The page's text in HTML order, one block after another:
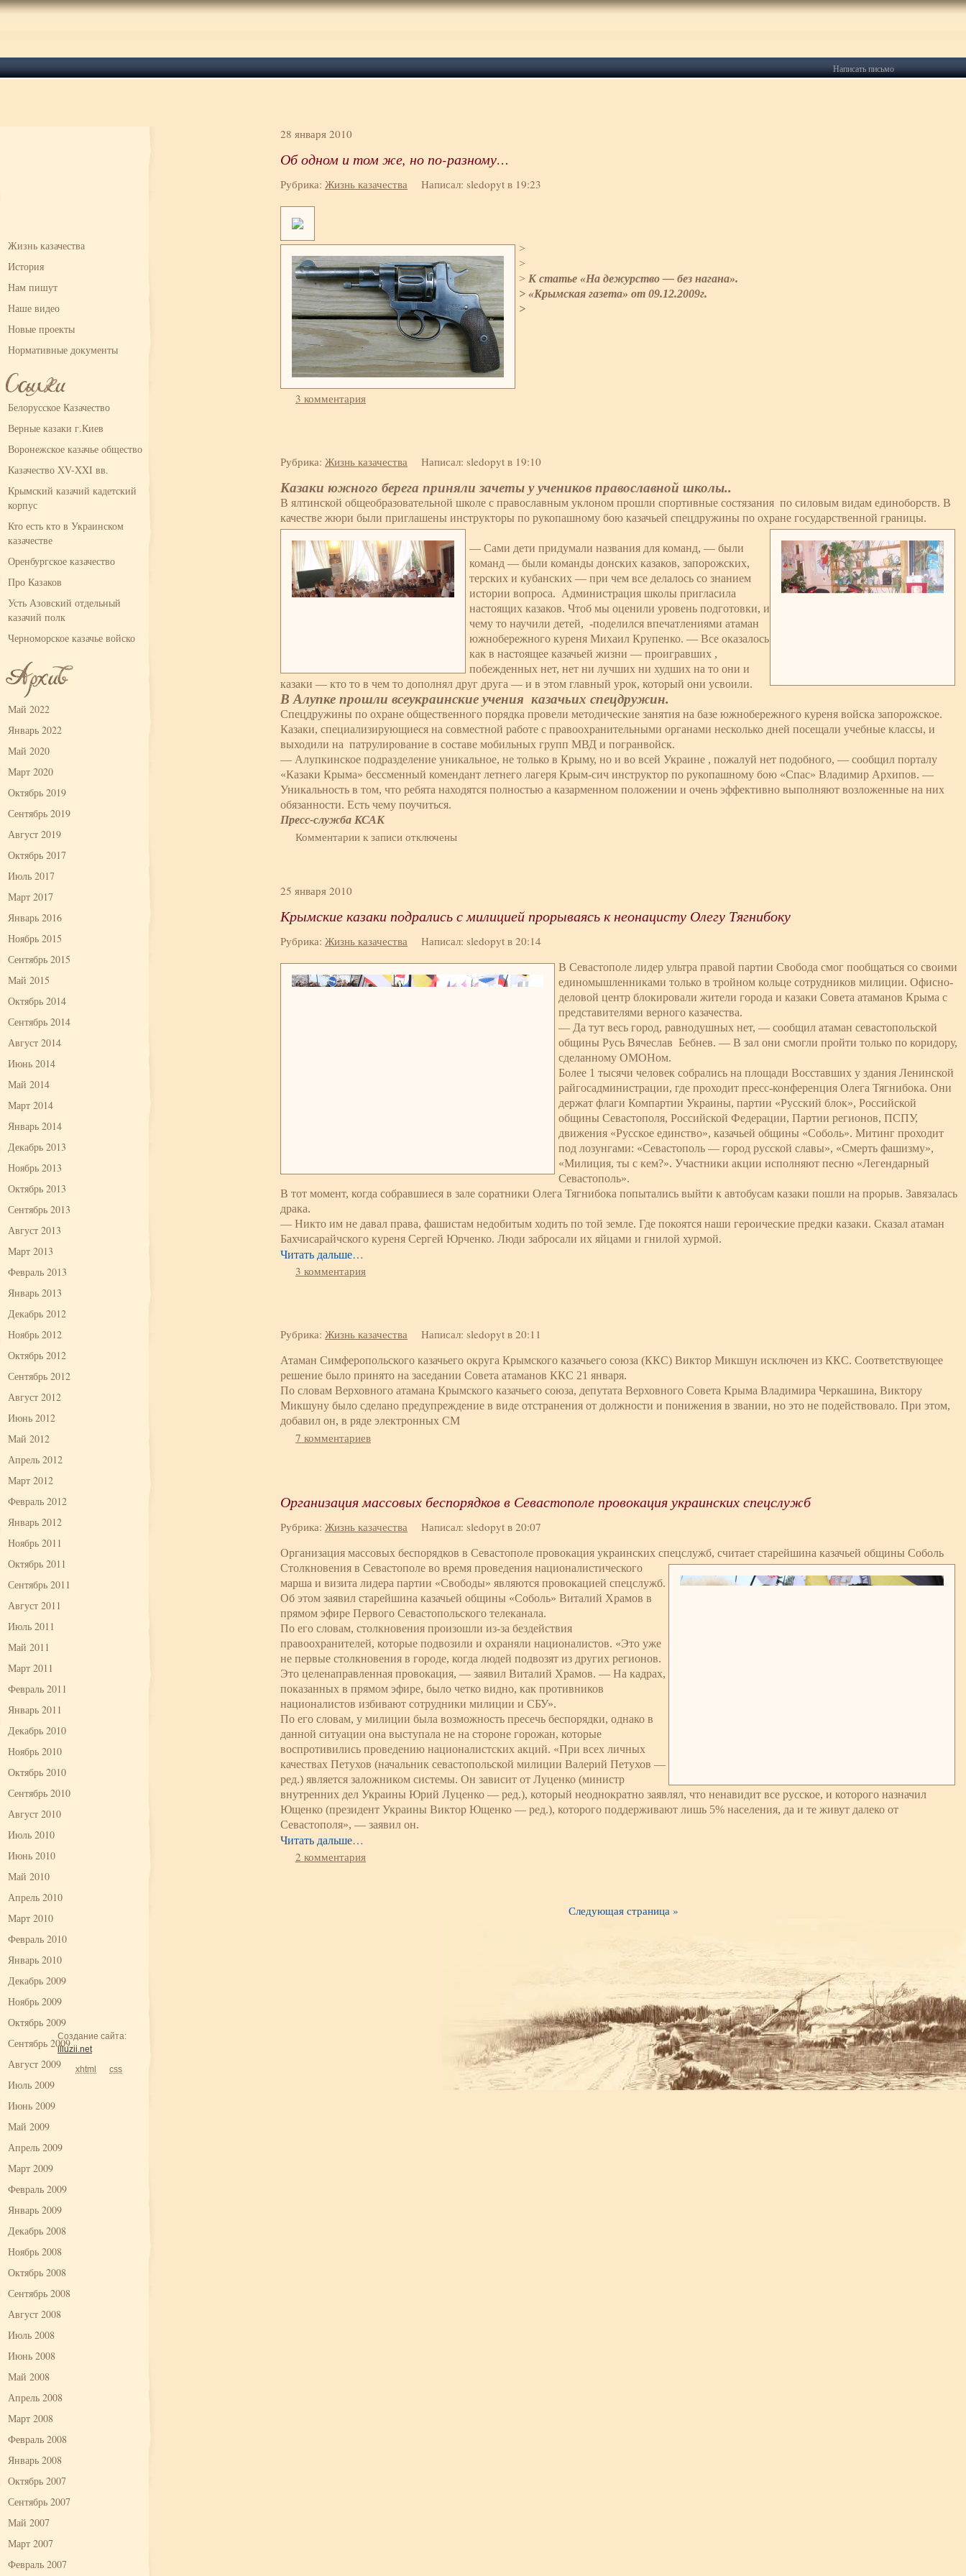
Написать письмо
Жизнь казачества
История
Нам пишут
Наше видео
Новые проекты
Нормативные документы
Белорусское Казачество
Верные казаки г.Киев
Воронежское казачье общество
Казачество XV-XXI вв.
Крымский казачий кадетский
корпус
Кто есть кто в Украинском
казачестве
Оренбургское казачество
Про Казаков
Усть Азовский отдельный
казачий полк
Черноморское казачье войско
Май 2022
Январь 2022
Май 2020
Март 2020
Октябрь 2019
Сентябрь 2019
Август 2019
Октябрь 2017
Июль 2017
Март 2017
Январь 2016
Ноябрь 2015
Сентябрь 2015
Май 2015
Октябрь 2014
Сентябрь 2014
Август 2014
Июнь 2014
Май 2014
Март 2014
Январь 2014
Декабрь 2013
Ноябрь 2013
Октябрь 2013
Сентябрь 2013
Август 2013
Март 2013
Февраль 2013
Январь 2013
Декабрь 2012
Ноябрь 2012
Октябрь 2012
Сентябрь 2012
Август 2012
Июнь 2012
Май 2012
Апрель 2012
Март 2012
Февраль 2012
Январь 2012
Ноябрь 2011
Октябрь 2011
Сентябрь 2011
Август 2011
Июль 2011
Май 2011
Март 2011
Февраль 2011
Январь 2011
Декабрь 2010
Ноябрь 2010
Октябрь 2010
Сентябрь 2010
Август 2010
Июль 2010
Июнь 2010
Май 2010
Апрель 2010
Март 2010
Февраль 2010
Январь 2010
Декабрь 2009
Ноябрь 2009
Октябрь 2009
Сентябрь 2009
Август 2009
Июль 2009
Июнь 2009
Май 2009
Апрель 2009
Март 2009
Февраль 2009
Январь 2009
Декабрь 2008
Ноябрь 2008
Октябрь 2008
Сентябрь 2008
Август 2008
Июль 2008
Июнь 2008
Май 2008
Апрель 2008
Март 2008
Февраль 2008
Январь 2008
Октябрь 2007
Сентябрь 2007
Май 2007
Март 2007
Февраль 2007
28 января 2010
Об одном и том же, но по-разному…
Рубрика: Жизнь казачества Написал: sledopyt в 19:23
>
>
> К статье «На дежурство — без нагана».
> «Крымская газета» от 09.12.2009г.
>
3 комментария
Рубрика: Жизнь казачества Написал: sledopyt в 19:10
Казаки южного берега приняли зачеты у учеников православной школы..
В ялтинской общеобразовательной школе с православным уклоном прошли спортивные состязания по силовым видам единоборств. В
качестве жюри были приглашены инструкторы по рукопашному бою казачьей спецдружины по охране государственной границы.
— Сами дети придумали названия для команд, — были
команд — были команды донских казаков, запорожских,
терских и кубанских — при чем все делалось со знанием
истории вопроса. Администрация школы пригласила
настоящих казаков. Чтоб мы оценили уровень подготовки, и
чему то научили детей, -поделился впечатлениями атаман
южнобережного куреня Михаил Крупенко. — Все оказалось
как в настоящее казачьей жизни — проигравших ,
побежденных нет, нет ни лучших ни худших на то они и
казаки — кто то в чем то дополнял друг друга — и в этом главный урок, который они усвоили.
В Алупке прошли всеукраинские учения казачьих спецдружин.
Спецдружины по охране общественного порядка провели методические занятия на базе южнобережного куреня войска запорожское.
Казаки, специализирующиеся на совместной работе с правоохранительными органами несколько дней посещали учебные классы, и
выходили на патрулирование в составе мобильных групп МВД и погранвойск.
— Алупкинское подразделение уникальное, не только в Крыму, но и во всей Украине , пожалуй нет подобного, — сообщил порталу
«Казаки Крыма» бессменный комендант летнего лагеря Крым-сич инструктор по рукопашному бою «Спас» Владимир Архипов. —
Уникальность в том, что ребята находятся полностью а казарменном положении и очень эффективно выполняют возложенные на них
обязанности. Есть чему поучиться.
Пресс-служба КСАК
Комментарии к записи отключены
25 января 2010
Крымские казаки подрались с милицией прорываясь к неонацисту Олегу Тягнибоку
Рубрика: Жизнь казачества Написал: sledopyt в 20:14
В Севастополе лидер ультра правой партии Свобода смог пообщаться со своими
единомышленниками только в тройном кольце сотрудников милиции. Офисно-
деловой центр блокировали жители города и казаки Совета атаманов Крыма с
представителями верного казачества.
— Да тут весь город, равнодушных нет, — сообщил атаман севастопольской
общины Русь Вячеслав Бебнев. — В зал они смогли пройти только по коридору,
сделанному ОМОНом.
Более 1 тысячи человек собрались на площади Восставших у здания Ленинской
райгосадминистрации, где проходит пресс-конференция Олега Тягнибока. Они
держат флаги Компартии Украины, партии «Русский блок», Российской
общины Севастополя, Российской Федерации, Партии регионов, ПСПУ,
движения «Русское единство», казачьей общины «Соболь». Митинг проходит
под лозунгами: «Севастополь — город русской славы», «Смерть фашизму»,
«Милиция, ты с кем?». Участники акции исполняют песню «Легендарный
Севастополь».
В тот момент, когда собравшиеся в зале соратники Олега Тягнибока попытались выйти к автобусам казаки пошли на прорыв. Завязалась
драка.
— Никто им не давал права, фашистам недобитым ходить по той земле. Где покоятся наши героические предки казаки. Сказал атаман
Бахчисарайчского куреня Сергей Юрченко. Люди забросали их яйцами и гнилой хурмой.
Читать дальше…
3 комментария
Рубрика: Жизнь казачества Написал: sledopyt в 20:11
Атаман Симферопольского казачьего округа Крымского казачьего союза (ККС) Виктор Микшун исключен из ККС. Соответствующее
решение было принято на заседании Совета атаманов ККС 21 января.
По словам Верховного атамана Крымского казачьего союза, депутата Верховного Совета Крыма Владимира Черкашина, Виктору
Микшуну было сделано предупреждение в виде отстранения от должности и понижения в звании, но это не подействовало. При этом,
добавил он, в ряде электронных СМ
7 комментариев
Организация массовых беспорядков в Севастополе провокация украинских спецслужб
Рубрика: Жизнь казачества Написал: sledopyt в 20:07
Организация массовых беспорядков в Севастополе провокация украинских спецслужб, считает старейшина казачьей общины Соболь
Столкновения в Севастополе во время проведения националистического
марша и визита лидера партии «Свободы» являются провокацией спецслужб.
Об этом заявил старейшина казачьей общины «Соболь» Виталий Храмов в
прямом эфире Первого Севастопольского телеканала.
По его словам, столкновения произошли из-за бездействия
правоохранителей, которые подвозили и охраняли националистов. «Это уже
не первые столкновения в городе, когда людей подвозят из других регионов.
Это целенаправленная провокация, — заявил Виталий Храмов. — На кадрах,
показанных в прямом эфире, было четко видно, как противников
националистов избивают сотрудники милиции и СБУ».
По его словам, у милиции была возможность пресечь беспорядки, однако в
данной ситуации она выступала не на стороне горожан, которые
воспротивились проведению националистских акций. «При всех личных
качествах Петухов (начальник севастопольской милиции Валерий Петухов —
ред.) является заложником системы. Он зависит от Луценко (министр
внутренних дел Украины Юрий Луценко — ред.), который неоднократно заявлял, что ненавидит все русское, и которого назначил
Ющенко (президент Украины Виктор Ющенко — ред.), которого поддерживают лишь 5% населения, да и те живут далеко от
Севастополя», — заявил он.
Читать дальше…
2 комментария
Следующая страница »
Создание сайта:
illuzii.net
xhtml
css